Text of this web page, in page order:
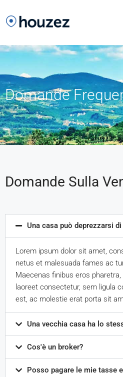
Domande
Domande Sulla
Una casa può deprezzarsi di
Lorem ipsum dolor sit amet,
netus et malesuada fames ac
Maecenas finibus eros
laoreet consectetur, sem ligula
est, ac molestie erat porta sit
Una vecchia casa ha lo
Cos'è un broker?
Posso pagare le mie tasse